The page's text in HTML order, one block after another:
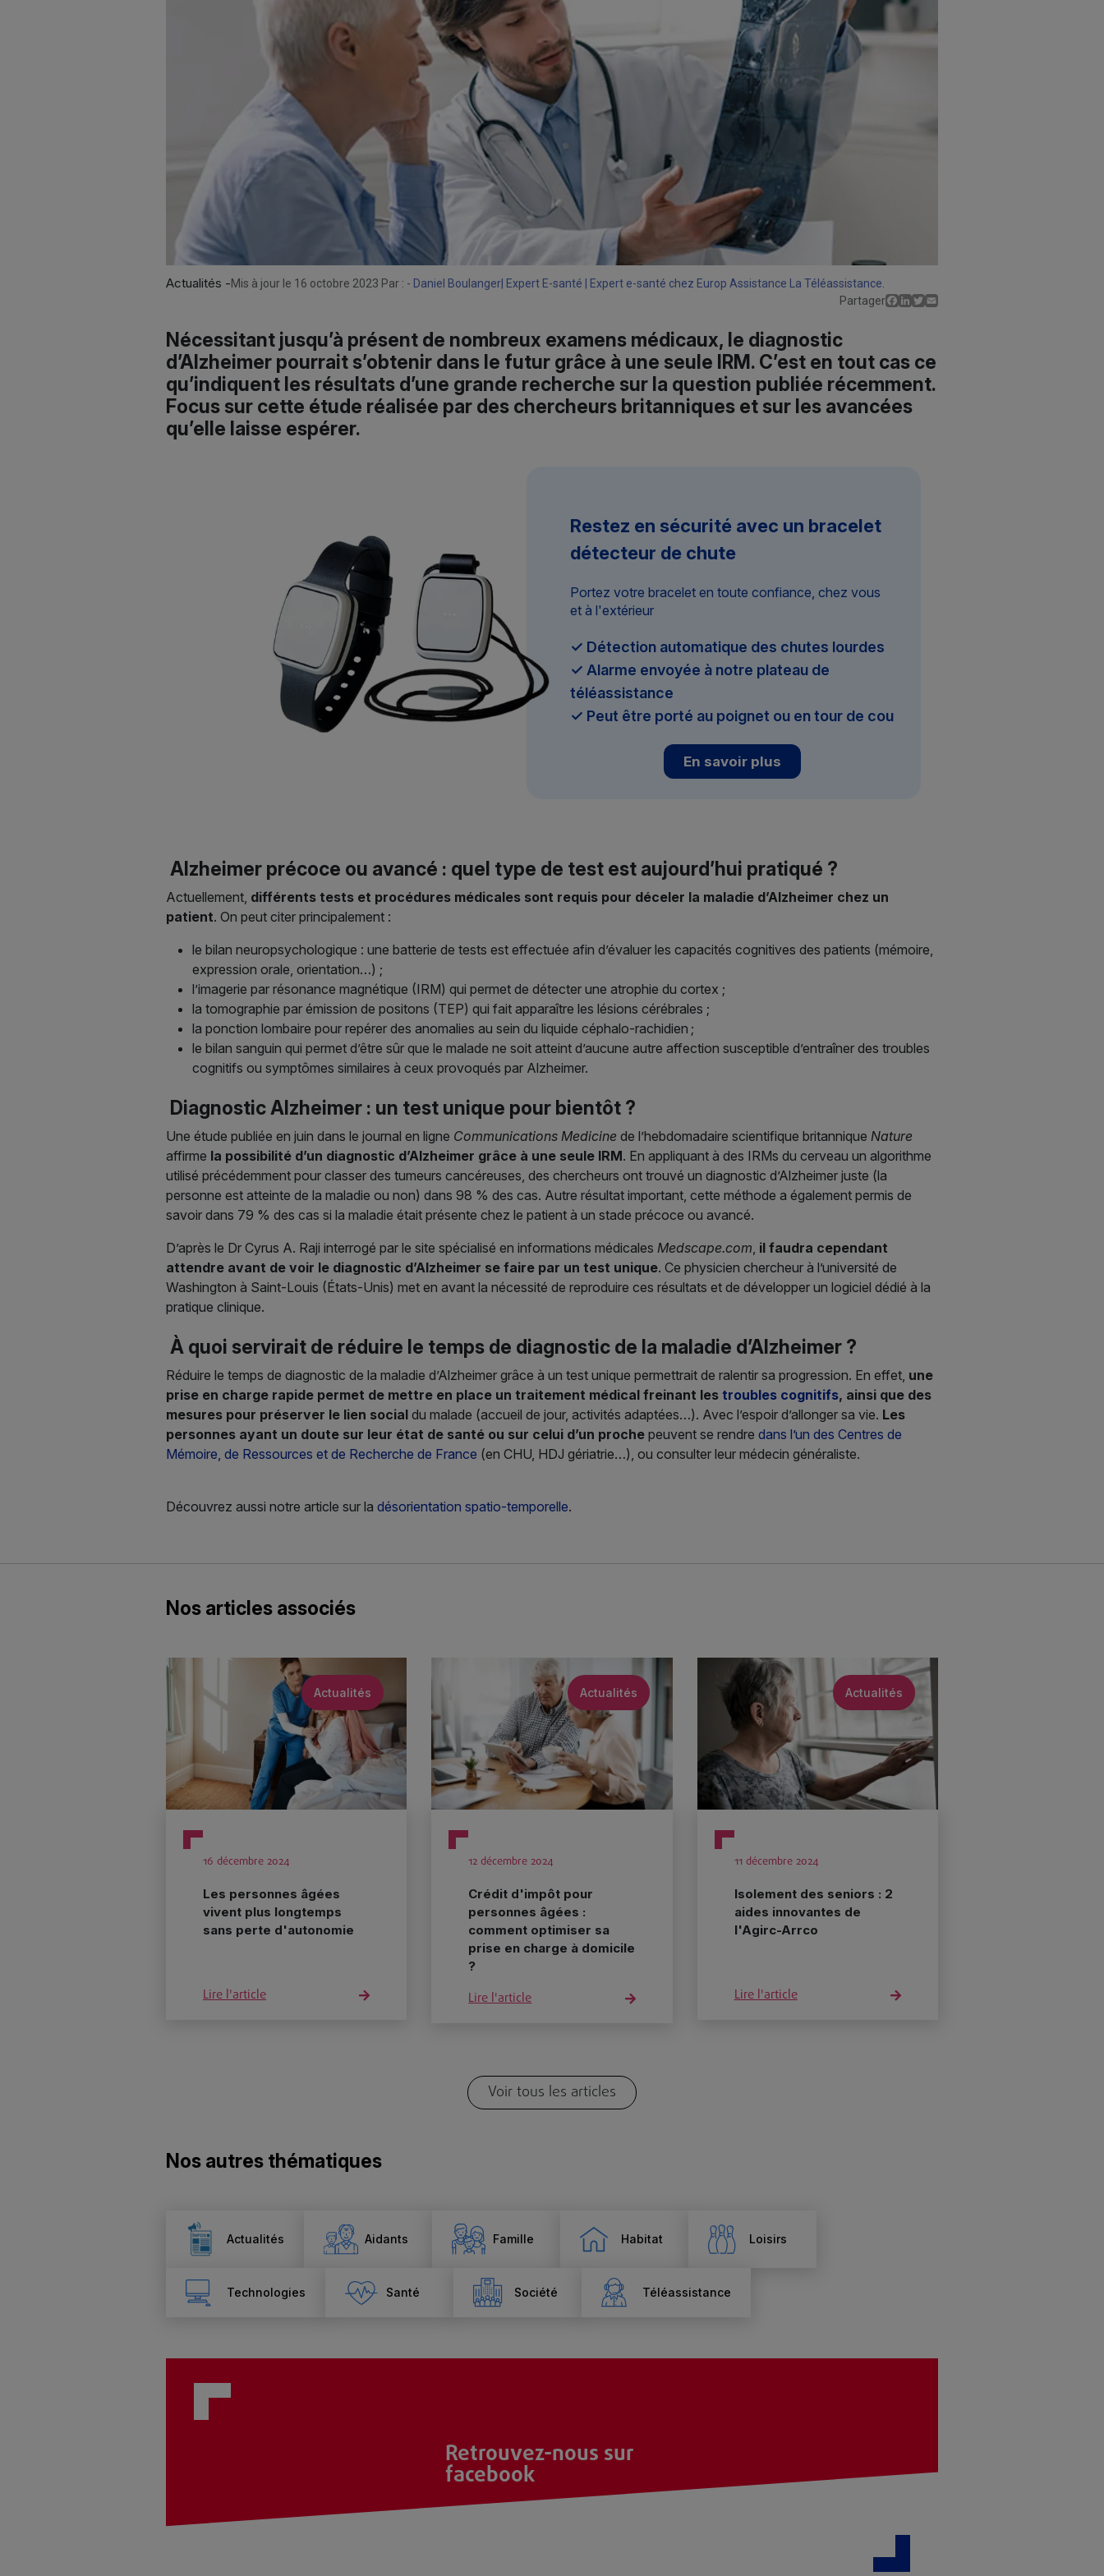
Actualités -Mis à jour le 16 octobre 2023 Par : - Daniel Boulanger| Expert E-santé | Expert e-santé chez Europ Assistance La Téléassistance.
Partager
Facebook
LinkedIn
Twitter
Nécessitant jusqu’à présent de nombreux examens médicaux, le diagnostic
d’Alzheimer pourrait s’obtenir dans le futur grâce à une seule IRM. C’est en tout cas ce
qu’indiquent les résultats d’une grande recherche sur la question publiée récemment.
Focus sur cette étude réalisée par des chercheurs britanniques et sur les avancées
qu’elle laisse espérer.
Restez en sécurité avec un bracelet
détecteur de chute
Portez votre bracelet en toute confiance, chez vous
et à l'extérieur
✓ Détection automatique des chutes lourdes
✓ Alarme envoyée à notre plateau de
téléassistance
✓ Peut être porté au poignet ou en tour de cou
En savoir plus
Alzheimer précoce ou avancé : quel type de test est aujourd’hui pratiqué ?
Actuellement, différents tests et procédures médicales sont requis pour déceler la maladie d’Alzheimer chez un
patient. On peut citer principalement :
le bilan neuropsychologique : une batterie de tests est effectuée afin d’évaluer les capacités cognitives des patients (mémoire,
expression orale, orientation…) ;
l’imagerie par résonance magnétique (IRM) qui permet de détecter une atrophie du cortex ;
la tomographie par émission de positons (TEP) qui fait apparaître les lésions cérébrales ;
la ponction lombaire pour repérer des anomalies au sein du liquide céphalo-rachidien ;
le bilan sanguin qui permet d’être sûr que le malade ne soit atteint d’aucune autre affection susceptible d’entraîner des troubles
cognitifs ou symptômes similaires à ceux provoqués par Alzheimer.
Diagnostic Alzheimer : un test unique pour bientôt ?
Une étude publiée en juin dans le journal en ligne Communications Medicine de l’hebdomadaire scientifique britannique Nature
affirme la possibilité d’un diagnostic d’Alzheimer grâce à une seule IRM. En appliquant à des IRMs du cerveau un algorithme
utilisé précédemment pour classer des tumeurs cancéreuses, des chercheurs ont trouvé un diagnostic d’Alzheimer juste (la
personne est atteinte de la maladie ou non) dans 98 % des cas. Autre résultat important, cette méthode a également permis de
savoir dans 79 % des cas si la maladie était présente chez le patient à un stade précoce ou avancé.
D’après le Dr Cyrus A. Raji interrogé par le site spécialisé en informations médicales Medscape.com il faudra cependant
attendre avant de voir le diagnostic d’Alzheimer se faire par un test unique. Ce physicien chercheur à l’université de
Washington à Saint-Louis (États-Unis) met en avant la nécessité de reproduire ces résultats et de développer un logiciel dédié à la
pratique clinique.
À quoi servirait de réduire le temps de diagnostic de la maladie d’Alzheimer ?
Réduire le temps de diagnostic de la maladie d’Alzheimer grâce à un test unique permettrait de ralentir sa progression. En effet, une
prise en charge rapide permet de mettre en place un traitement médical freinant les troubles cognitifs, ainsi que des
mesures pour préserver le lien social du malade (accueil de jour, activités adaptées…). Avec l’espoir d’allonger sa vie. Les
personnes ayant un doute sur leur état de santé ou sur celui d’un proche peuvent se rendre dans l’un des Centres de
Mémoire, de Ressources et de Recherche de France (en CHU, HDJ gériatrie…), ou consulter leur médecin généraliste.
Découvrez aussi notre article sur la désorientation spatio-temporelle.
Nos articles associés
Actualités
16 décembre 2024
Les personnes âgées
vivent plus longtemps
sans perte d'autonomie
Lire l'article
Actualités
12 décembre 2024
Crédit d'impôt pour
personnes âgées :
comment optimiser sa
prise en charge à domicile
?
Lire l'article
Actualités
11 décembre 2024
Isolement des seniors : 2
aides innovantes de
l'Agirc-Arrco
Lire l'article
Voir tous les articles
Nos autres thématiques
Actualités Aidants Famille Habitat Loisirs
Technologies Santé Société Téléassistance
Retrouvez-nous sur
facebook